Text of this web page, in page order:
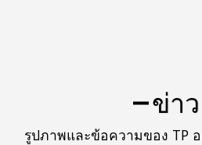
ข่าว
รูปภาพและข้อความของ TP